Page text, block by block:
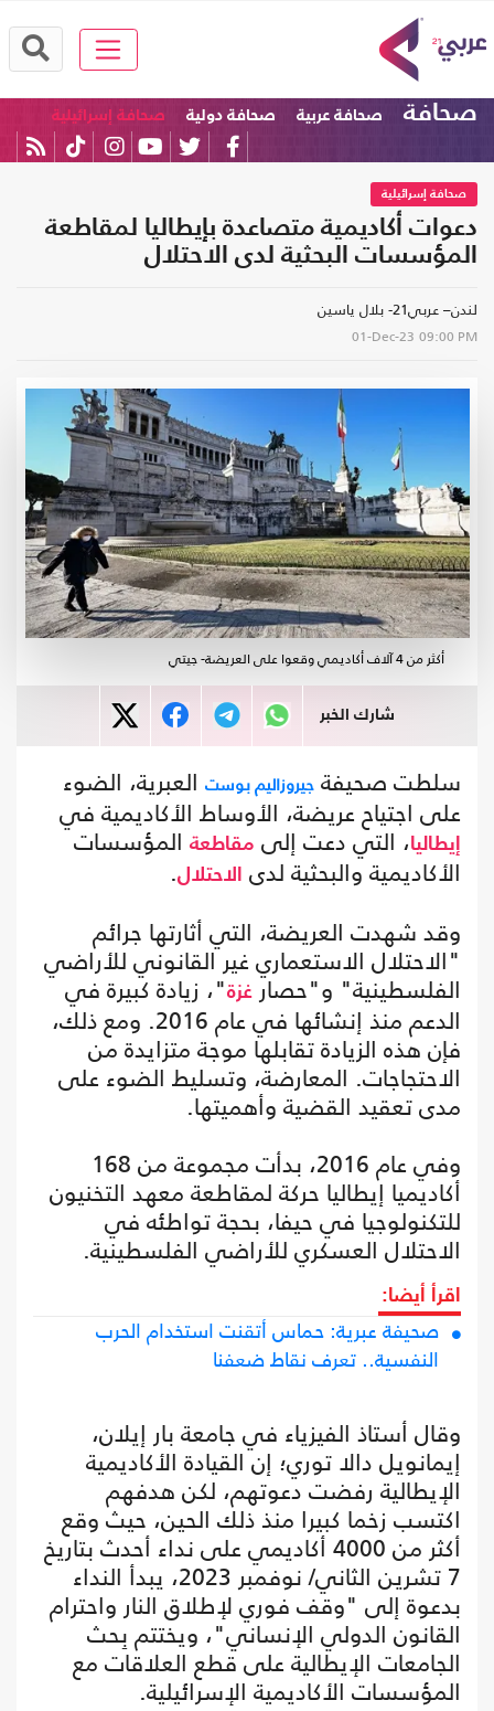
صحافة صحافة عربية صحافة دولية صحافة إسرائيلية
صحافة إسرائيلية
دعوات أكاديمية متصاعدة بإيطاليا لمقاطعة
المؤسسات البحثية لدى الاحتلال
لندن– عربي21- بلال ياسين
01-Dec-23 09:00 PM
أكثر من 4 آلاف أكاديمي وقعوا على العريضة- جيتي
شارك الخبر
سلطت صحيفة جيروزاليم بوست العبرية، الضوء
على اجتياح عريضة، الأوساط الأكاديمية في
إيطاليا، التي دعت إلى مقاطعة المؤسسات
الأكاديمية والبحثية لدى
الاحتلال.
وقد شهدت العريضة، التي أثارتها جرائم
"الاحتلال الاستعماري غير القانوني للأراضي
الفلسطينية" و"حصار غزة"، زيادة كبيرة في
الدعم منذ إنشائها في عام 2016. ومع ذلك،
فإن هذه الزيادة تقابلها موجة متزايدة من
الاحتجاجات. المعارضة، وتسليط الضوء على
مدى تعقيد القضية وأهميتها.
وفي عام 2016، بدأت مجموعة من 168
أكاديميا إيطاليا حركة لمقاطعة معهد التخنيون
للتكنولوجيا في حيفا، بحجة تواطئه في
الاحتلال العسكري للأراضي الفلسطينية.
اقرأ أيضا:
صحيفة عبرية: حماس أتقنت استخدام الحرب
النفسية.. تعرف نقاط ضعفنا
وقال أستاذ الفيزياء في جامعة بار إيلان،
إيمانويل دالا توري؛ إن القيادة الأكاديمية
الإيطالية رفضت دعوتهم، لكن هدفهم
اكتسب زخما كبيرا منذ ذلك الحين، حيث وقع
أكثر من 4000 أكاديمي على نداء أحدث بتاريخ
7 تشرين الثاني/ نوفمبر 2023، يبدأ النداء
بدعوة إلى "وقف فوري لإطلاق النار واحترام
القانون الدولي الإنساني"، ويختتم بِحث
الجامعات الإيطالية على قطع العلاقات مع
المؤسسات الأكاديمية الإسرائيلية.